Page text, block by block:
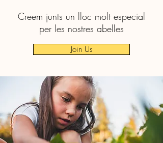
Creem junts un lloc molt especial
per les nostres abelles
Join Us